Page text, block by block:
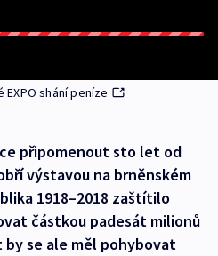
shání peníze
připomenout sto let od
výstavou na brněnském
1918–2018 zaštítilo
částkou padesát milionů
se ale měl pohybovat